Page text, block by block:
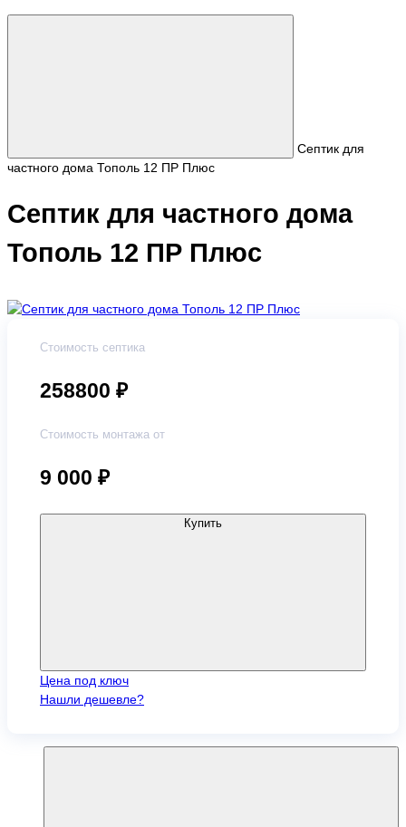
Септик для
частного дома Тополь 12 ПР Плюс
Септик для частного дома
Тополь 12 ПР Плюс
Стоимость септика
258800 ₽
Стоимость монтажа от
9 000 ₽
Купить
Цена под ключ
Нашли дешевле?